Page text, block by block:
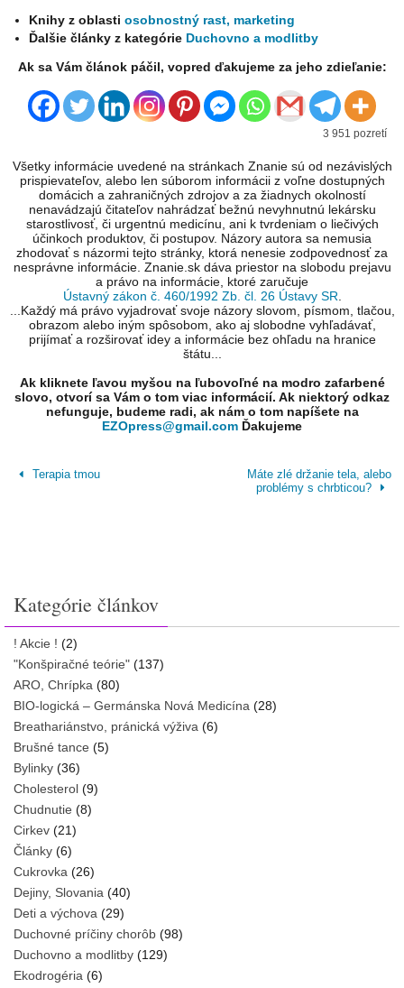
Knihy z oblastiosobnostný rast, marketing
Ďalšie články z kategórie Duchovno a modlitby
Ak sa Vám článok páčil, vopred ďakujeme za jeho zdieľanie:
3 951 pozretí
Všetky informácie uvedené na stránkach Znanie sú od nezávislých
prispievateľov, alebo len súborom informácii z voľne dostupných
domácich a zahraničných zdrojov a za žiadnych okolností
nenavádzajú čitateľov nahrádzať bežnú nevyhnutnú lekársku
starostlivosť, či urgentnú medicínu, ani k tvrdeniam o liečivých
účinkoch produktov, či postupov. Názory autora sa nemusia
zhodovať s názormi tejto stránky, ktorá nenesie zodpovednosť za
nesprávne informácie. Znanie.sk dáva priestor na slobodu prejavu
a právo na informácie, ktoré zaručuje
Ústavný zákon č. 460/1992 Zb. čl. 26 Ústavy SR.
...Každý má právo vyjadrovať svoje názory slovom, písmom, tlačou,
obrazom alebo iným spôsobom, ako aj slobodne vyhľadávať,
prijímať a rozširovať idey a informácie bez ohľadu na hranice
štátu...
Ak kliknete ľavou myšou na ľubovoľné na modro zafarbené
slovo, otvorí sa Vám o tom viac informácií. Ak niektorý odkaz
nefunguje, budeme radi, ak nám o tom napíšete na
EZOpress@gmail.com Ďakujeme
Terapia tmou
Máte zlé držanie tela, alebo
problémy s chrbticou?
Kategórie článkov
! Akcie ! (2)
"Konšpiračné teórie" (137)
ARO, Chrípka (80)
BIO-logická – Germánska Nová Medicína (28)
Breathariánstvo, pránická výživa (6)
Brušné tance (5)
Bylinky (36)
Cholesterol (9)
Chudnutie (8)
Cirkev (21)
Články (6)
Cukrovka (26)
Dejiny, Slovania (40)
Deti a výchova (29)
Duchovné príčiny chorôb (98)
Duchovno a modlitby (129)
Ekodrogéria (6)